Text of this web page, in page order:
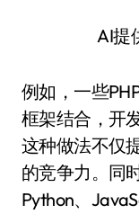
AI提
例如，一些
框架结合，开
这种做法不仅
的竞争力。同
Python、